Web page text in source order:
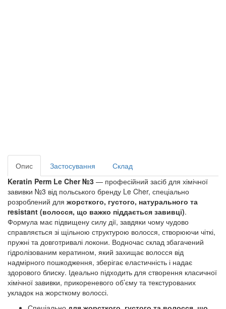
Опис Застосування
Склад
Keratin Perm Le Cher №3 — професійний засіб для хімічної
завивки №3 від польського бренду Le Cher, спеціально
розроблений для жорсткого, густого, натурального та
resistant (волосся, що важко піддається завивці).
Формула має підвищену силу дії, завдяки чому чудово
справляється зі щільною структурою волосся, створюючи чіткі,
пружні та довготривалі локони. Водночас склад збагачений
гідролізованим кератином, який захищає волосся від
надмірного пошкодження, зберігає еластичність і надає
здорового блиску. Ідеально підходить для створення класичної
хімічної завивки, прикореневого об’єму та текстурованих
укладок на жорсткому волоссі.